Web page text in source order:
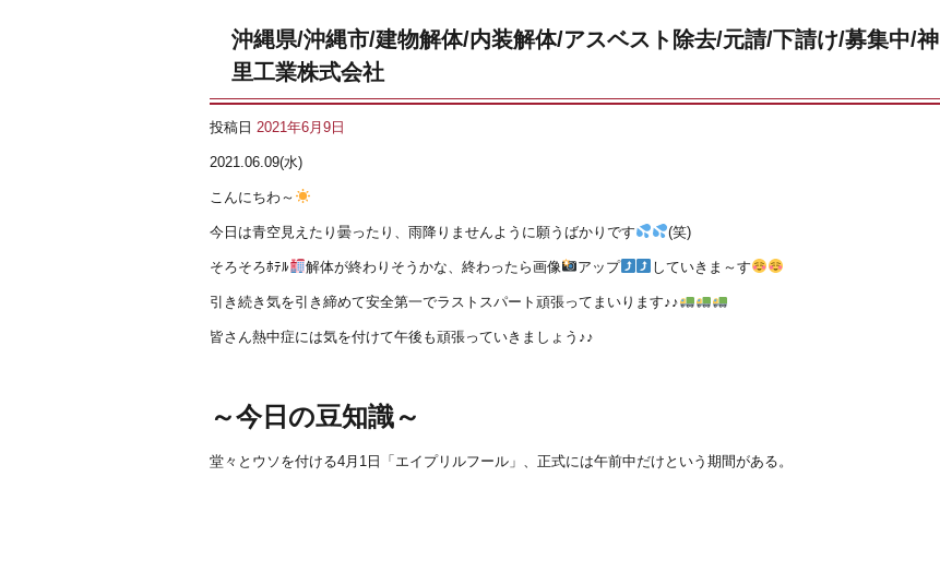
沖縄県/沖縄市/建物解体/内装解体/アスベスト除去/元請/下請け/募集中/神
里工業株式会社
投稿日 2021年6月9日
2021.06.09(水)
こんにちわ～
今日は青空見えたり曇ったり、雨降りませんように願うばかりです (笑)
そろそろﾎﾃﾙ 解体が終わりそうかな、終わったら画像 アップ していきま～す
引き続き気を引き締めて安全第一でラストスパート頑張ってまいります♪♪
皆さん熱中症には気を付けて午後も頑張っていきましょう♪♪
～今日の豆知識～
堂々とウソを付ける4月1日「エイプリルフール」、正式には午前中だけという期間がある。